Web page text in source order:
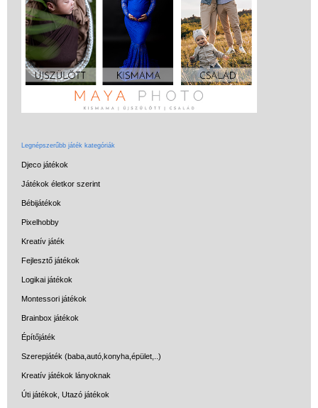
Legnépszerűbb játék kategóriák
Djeco játékok
Játékok életkor szerint
Bébijátékok
Pixelhobby
Kreatív játék
Fejlesztő játékok
Logikai játékok
Montessori játékok
Brainbox játékok
Építőjáték
Szerepjáték (baba,autó,konyha,épület,..)
Kreatív játékok lányoknak
Úti játékok, Utazó játékok
Miért vásárolj nálunk?
Akiket támogatunk
Garancia
Játék rendelés - Az internetes
vásárlás előnyei